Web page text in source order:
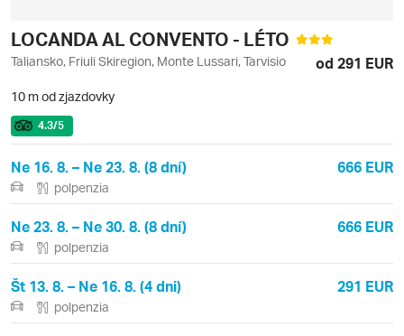
LOCANDA AL CONVENTO - LÉTO
Taliansko, Friuli Skiregion, Monte Lussari, Tarvisio od 291 EUR
10 m od zjazdovky
4.3/5
Ne 16. 8. – Ne 23. 8. (8 dní) 666 EUR
polpenzia
Ne 23. 8. – Ne 30. 8. (8 dní) 666 EUR
polpenzia
Št 13. 8. – Ne 16. 8. (4 dni) 291 EUR
polpenzia